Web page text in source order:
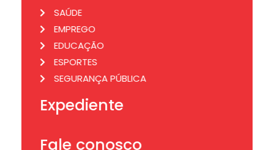
SAÚDE
EMPREGO
EDUCAÇÃO
ESPORTES
SEGURANÇA PÚBLICA
Expediente
Fale conosco